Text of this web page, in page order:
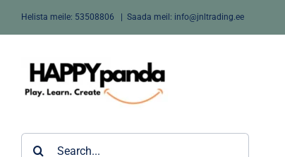
Helista meile: 53508806 Saada meil: info@jnltrading.ee